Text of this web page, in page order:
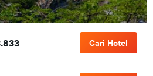
Cari Hotel